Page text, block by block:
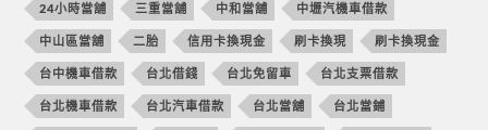
24小時當舖 三重當舖 中和當舖 中壢汽機車借款
中山區當舖 二胎 信用卡換現金 刷卡換現 刷卡換現金
台中機車借款 台北借錢 台北免留車 台北支票借款
台北機車借款 台北汽車借款 台北當舖 台北當鋪